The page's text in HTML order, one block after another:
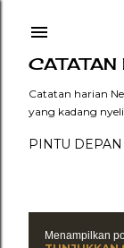
CATATAN
Catatan harian
yang kadang
PINTU DEPAN
Menampilkan